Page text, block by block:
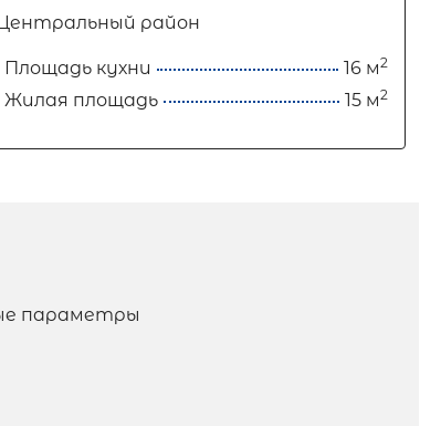
район
Площадь кухни 16 м2
Жилая площадь 15 м2
параметры